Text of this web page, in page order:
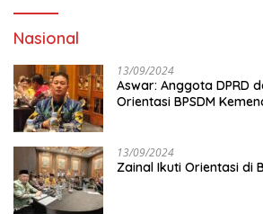
Nasional
13/09/2024
Aswar: Anggota DPRD
Orientasi BPSDM
13/09/2024
Zainal Ikuti Orientasi di